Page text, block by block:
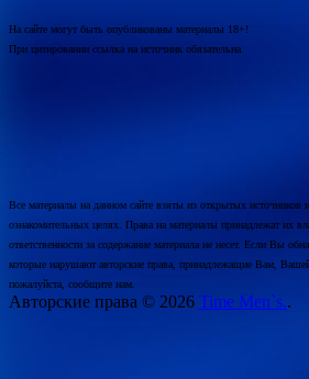
На сайте могут быть опубликованы материалы 18+!
При цитировании ссылка на источник обязательна.
Все материалы на данном сайте взяты из открытых источников
ознакомительных целях. Права на материалы принадлежат их
ответственности за содержание материала не несет. Если Вы
которые нарушают авторские права, принадлежащие Вам,
пожалуйста, сообщите нам.
Авторские права © 2026 Time Men`s..